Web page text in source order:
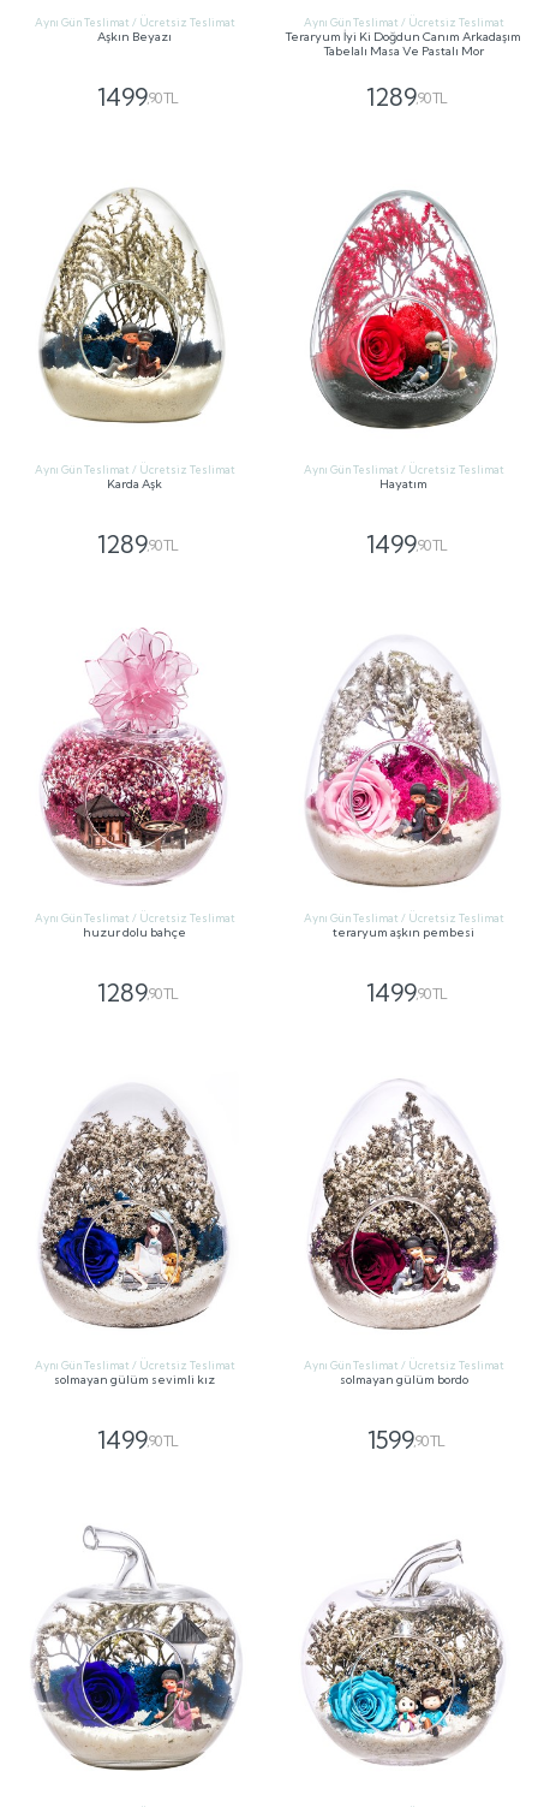
Aynı Gün Teslimat / Ücretsiz Teslimat
Aşkın Beyazı
1499,90 TL
Aynı Gün Teslimat / Ücretsiz Teslimat
Teraryum İyi Ki Doğdun Canım Arkadaşım
Tabelalı Masa Ve Pastalı Mor
1289,90 TL
Aynı Gün Teslimat / Ücretsiz Teslimat
Karda Aşk
1289,90 TL
Aynı Gün Teslimat / Ücretsiz Teslimat
Hayatım
1499,90 TL
Aynı Gün Teslimat / Ücretsiz Teslimat
huzur dolu bahçe
1289,90 TL
Aynı Gün Teslimat / Ücretsiz Teslimat
teraryum aşkın pembesi
1499,90 TL
Aynı Gün Teslimat / Ücretsiz Teslimat
solmayan gülüm sevimli kız
1499,90 TL
Aynı Gün Teslimat / Ücretsiz Teslimat
solmayan gülüm bordo
1599,90 TL